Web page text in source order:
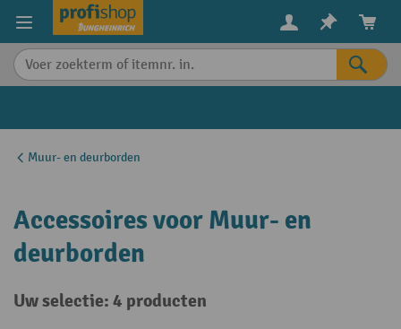
content
Muur- en deurborden
Accessoires voor Muur- en
deurborden
Uw selectie: 4 producten